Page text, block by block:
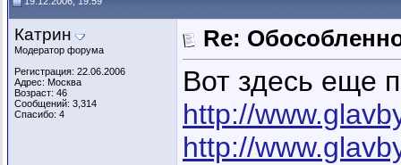
Катрин
Модератор форума
Регистрация: 22.06.2006
Адрес: Москва
Возраст: 46
Сообщений: 3,314
Спасибо: 4
Re:
Вот здесь еще
http://
http://